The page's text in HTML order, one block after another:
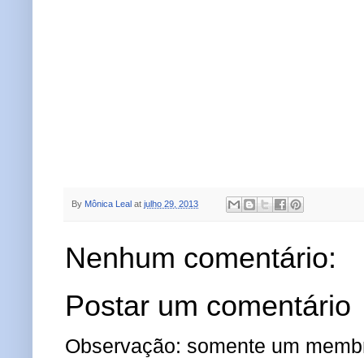
By Mônica Leal at julho 29, 2013
Nenhum comentário:
Postar um comentário
Observação: somente um